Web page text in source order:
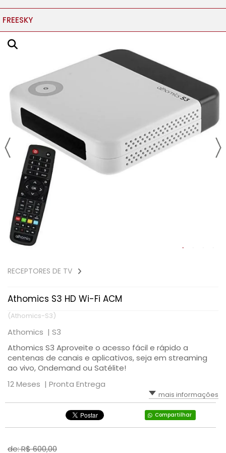
FREESKY
RECEPTORES DE TV
Athomics S3 HD Wi-Fi ACM
(Athomics-S3)
Athomics | S3
Athomics S3 Aproveite o acesso fácil e rápido a
centenas de canais e aplicativos, seja em streaming
ao vivo, Ondemand ou Satélite!
12 Meses | Pronta Entrega
mais informações
Compartilhar
de: R$600,00